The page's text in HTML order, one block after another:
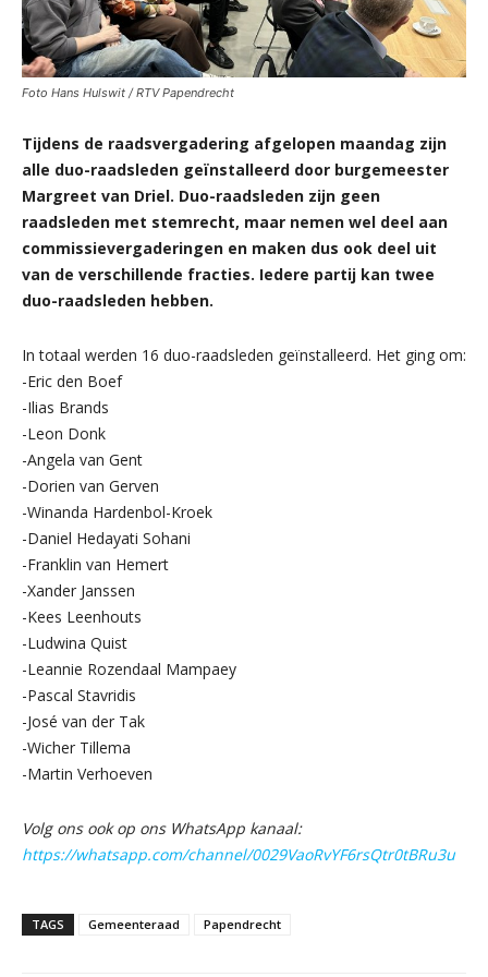
Foto Hans Hulswit / RTV Papendrecht
Tijdens de raadsvergadering afgelopen maandag zijn
alle duo-raadsleden geïnstalleerd door burgemeester
Margreet van Driel. Duo-raadsleden zijn geen
raadsleden met stemrecht, maar nemen wel deel aan
commissievergaderingen en maken dus ook deel uit
van de verschillende fracties. Iedere partij kan twee
duo-raadsleden hebben.
In totaal werden 16 duo-raadsleden geïnstalleerd. Het ging om:
-Eric den Boef
-Ilias Brands
-Leon Donk
-Angela van Gent
-Dorien van Gerven
-Winanda Hardenbol-Kroek
-Daniel Hedayati Sohani
-Franklin van Hemert
-Xander Janssen
-Kees Leenhouts
-Ludwina Quist
-Leannie Rozendaal Mampaey
-Pascal Stavridis
-José van der Tak
-Wicher Tillema
-Martin Verhoeven
Volg ons ook op ons WhatsApp kanaal:
https://whatsapp.com/channel/0029VaoRvYF6rsQtr0tBRu3u
TAGS Gemeenteraad Papendrecht